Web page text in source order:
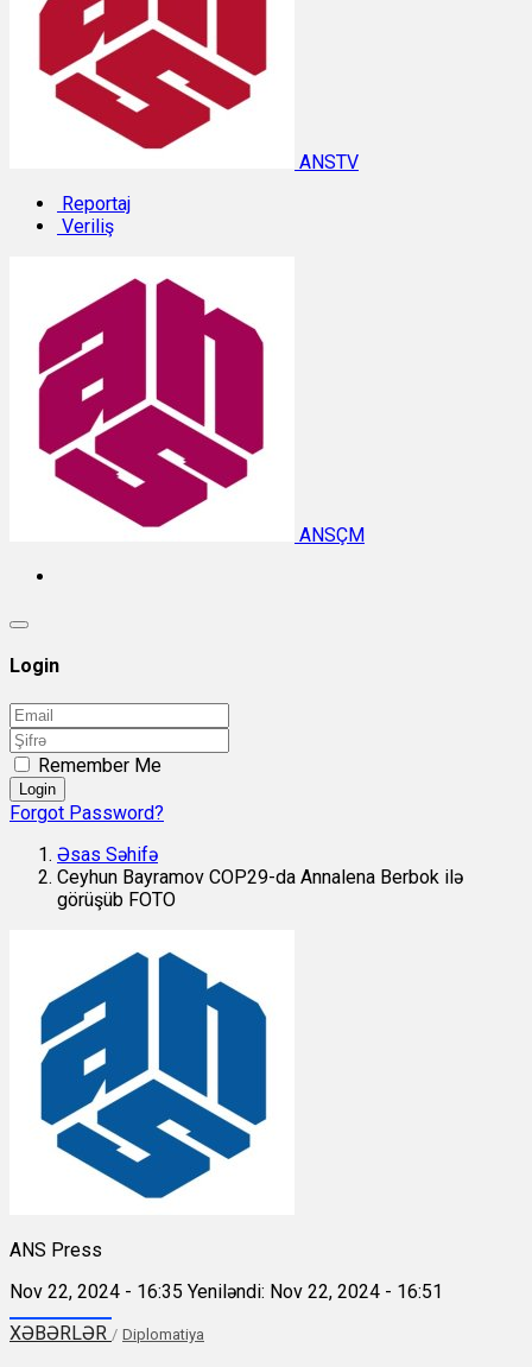
ANSTV
Reportaj
Veriliş
ANSÇM
Login
Remember Me
Login
Forgot Password?
Əsas Səhifə
Ceyhun Bayramov COP29-da Annalena Berbok ilə
görüşüb FOTO
ANS Press
Nov 22, 2024 - 16:35 Yeniləndi: Nov 22, 2024 - 16:51
XƏBƏRLƏR / Diplomatiya